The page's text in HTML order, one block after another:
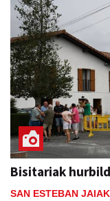
Bisitariak
SAN ESTEBAN